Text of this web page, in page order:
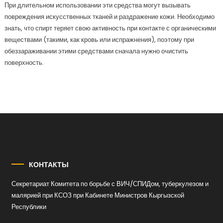
При длительном использовании эти средства могут вызывать
повреждения искусственных тканей и раздражение кожи. Необходимо
знать, что спирт теряет свою активность при контакте с органическими
веществами (такими, как кровь или испражнения), поэтому при
обеззараживании этими средствами сначала нужно очистить
поверхность.
КОНТАКТЫ
Секретариат Комитета по борьбе с ВИЧ/СПИДом, туберкулезом и
малярией при КСОЗ при Кабинете Министров Кыргызской
Республики